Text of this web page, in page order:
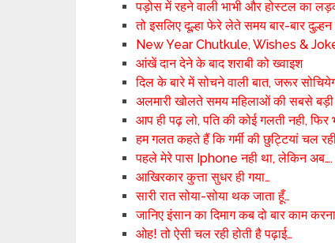
पड़ोस में रहने वाली भाभी और होस्टल का
तो इसलिए दूल्हा फेरे लेते समय बार-बार
New Year Chutkule, Wishes &
आंखें दान देने के बाद शराबी को ख्वाइश
दिल के बारे में सोचने वाली बात, जरूर
अलमारी खोलते समय महिलाओं की सबसे बड़ी
आप ही पढ़ लो, पति की कोई गलती नही, फिर
हम गलत कहते हैं कि गर्मी की छुट्टियां चल
पहले मेरे पास Iphone नही था, लेकिन अब….
आखिरकार कुत्ता सुधर ही गया…
सारी रात सोया-सोया थक जाता हूँ…
जानिए इंसान का दिमाग कब दो बार काम
ओह! तो ऐसी चल रही होती है पढ़ाई…